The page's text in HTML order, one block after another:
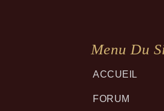
Menu Du
ACCUEIL
FORUM